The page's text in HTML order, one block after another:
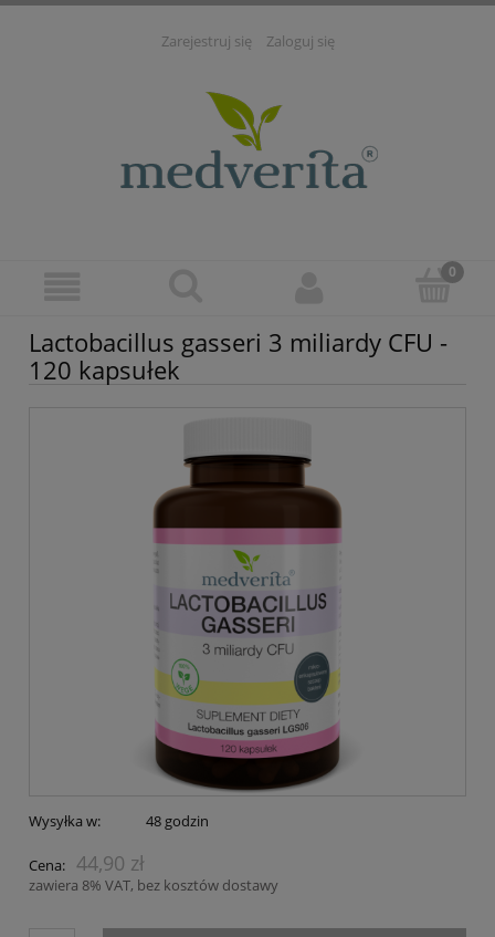
Zarejestruj się Zaloguj się
Lactobacillus gasseri 3 miliardy CFU -
120 kapsułek
Wysyłka w: 48 godzin
Cena: 44,90 zł
zawiera 8% VAT, bez kosztów dostawy